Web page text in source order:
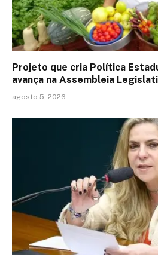
Projeto que cria Política
avança na Assembleia
agosto 5, 2026